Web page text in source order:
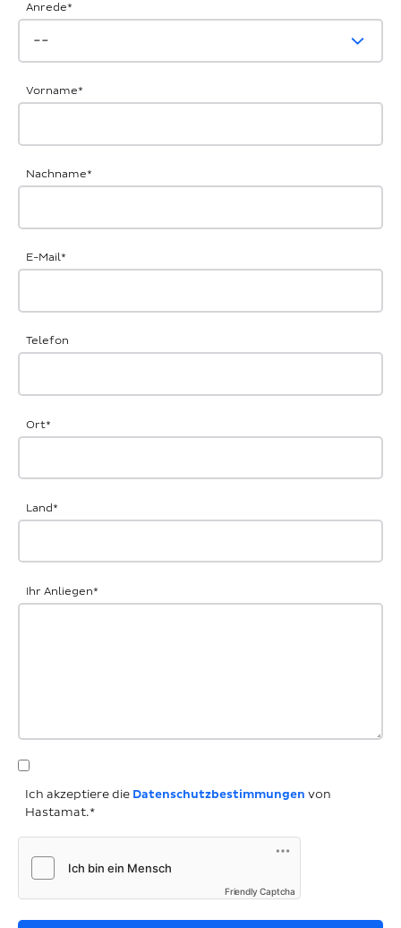
Anrede*
Vorname*
Nachname*
E-Mail*
Telefon
Ort*
Land*
Ihr Anliegen*
Ich akzeptiere die Datenschutzbestimmungen von
Hastamat.*
Friendly Captcha